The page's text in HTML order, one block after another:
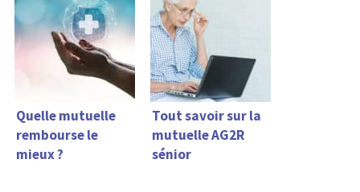
Quelle mutuelle
rembourse le
mieux ?
Tout savoir sur la
mutuelle AG2R
sénior